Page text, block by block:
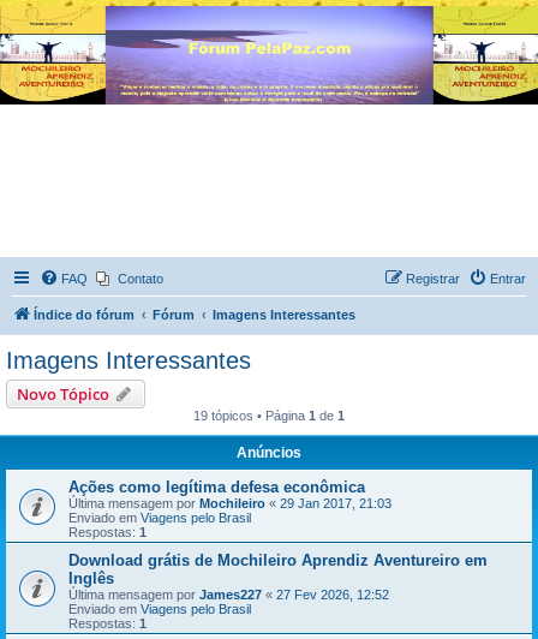
FAQ Contato Entrar
Registrar
Índice do fórum Fórum Imagens Interessantes
Imagens Interessantes
Novo Tópico
19 tópicos • Página 1 de 1
Anúncios
Ações como legítima defesa econômica
Última mensagem por Mochileiro « 29 Jan 2017, 21:03
Enviado em Viagens pelo Brasil
Respostas: 1
Download grátis de Mochileiro Aprendiz Aventureiro em
Inglês
Última mensagem por James227 « 27 Fev 2026, 12:52
Enviado em Viagens pelo Brasil
Respostas: 1